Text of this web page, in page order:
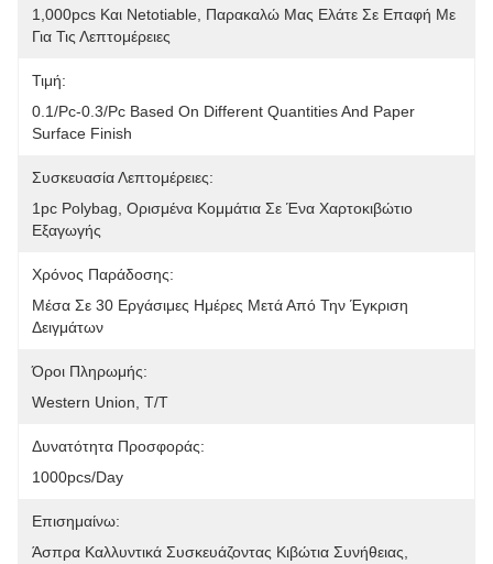
1,000pcs Και Netotiable, Παρακαλώ Μας Ελάτε Σε Επαφή Με
Για Τις Λεπτομέρειες
Τιμή:
0.1/pc-0.3/pc Based On Different Quantities And Paper
Surface Finish
Συσκευασία Λεπτομέρειες:
1pc Polybag, Ορισμένα Κομμάτια Σε Ένα Χαρτοκιβώτιο
Εξαγωγής
Χρόνος Παράδοσης:
Μέσα Σε 30 Εργάσιμες Ημέρες Μετά Από Την Έγκριση
Δειγμάτων
Όροι Πληρωμής:
Western Union, T/T
Δυνατότητα Προσφοράς:
1000pcs/day
Επισημαίνω:
Άσπρα Καλλυντικά Συσκευάζοντας Κιβώτια Συνήθειας